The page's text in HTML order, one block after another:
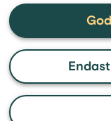
det svenska
Vad går